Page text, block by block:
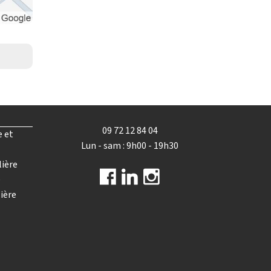
et
09 72 12 84 04
Lun - sam : 9h00 - 19h30